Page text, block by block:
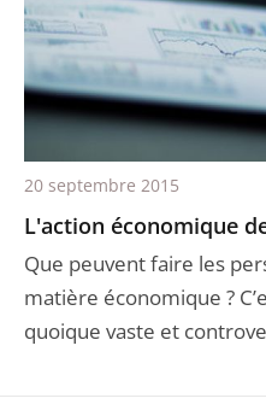
L'action économique
Que peuvent faire les
matière économique ?
quoique vaste et
20 septembre 2015